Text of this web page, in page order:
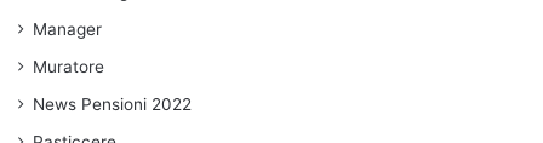
Manager
Muratore
News Pensioni 2022